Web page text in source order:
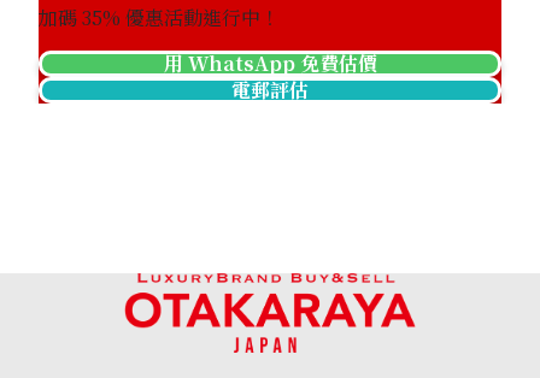
加碼35% 優惠活動進行中！
用 WhatsApp 免費估價
電郵評估